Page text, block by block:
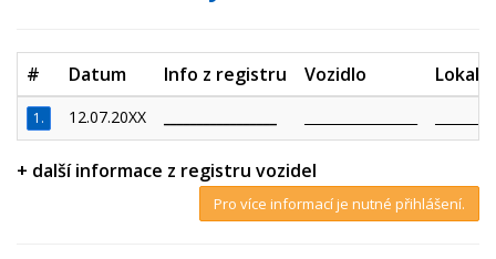
# Datum Info z registru Vozidlo
1. 12.07.20XX
+ další informace z registru vozidel
Pro více informací je nutné přihlášení.